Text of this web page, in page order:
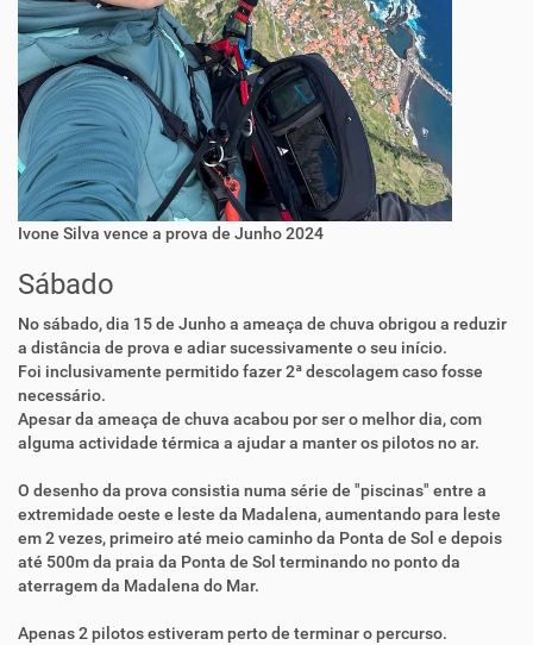
Ivone Silva vence a prova de Junho 2024
Sábado
No sábado, dia 15 de Junho a ameaça de chuva obrigou a reduzir
a distância de prova e adiar sucessivamente o seu início.
Foi inclusivamente permitido fazer 2ª descolagem caso fosse
necessário.
Apesar da ameaça de chuva acabou por ser o melhor dia, com
alguma actividade térmica a ajudar a manter os pilotos no ar.
O desenho da prova consistia numa série de "piscinas" entre a
extremidade oeste e leste da Madalena, aumentando para leste
em 2 vezes, primeiro até meio caminho da Ponta de Sol e depois
até 500m da praia da Ponta de Sol terminando no ponto da
aterragem da Madalena do Mar.
Apenas 2 pilotos estiveram perto de terminar o percurso.